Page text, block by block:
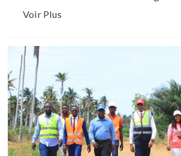
Voir PlusEn
plus
COTE
D’IVOIRE/AFFAIRE
UNE
PAROISSE
CATHOLIQUE
DES